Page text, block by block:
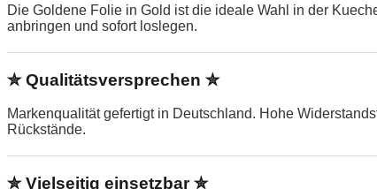
Die Goldene Folie in Gold ist die ideale Wahl in der
anbringen und sofort loslegen.
✮ Qualitätsversprechen ✮
Markenqualität gefertigt in Deutschland. Hohe
Rückstände.
✮ Vielseitig einsetzbar ✮